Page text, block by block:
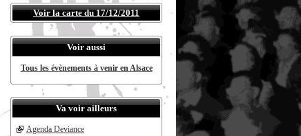
Voir la carte du 17/12/2011
Voir aussi
Tous les évènements à venir en Alsace
Va voir ailleurs
Agenda Deviance